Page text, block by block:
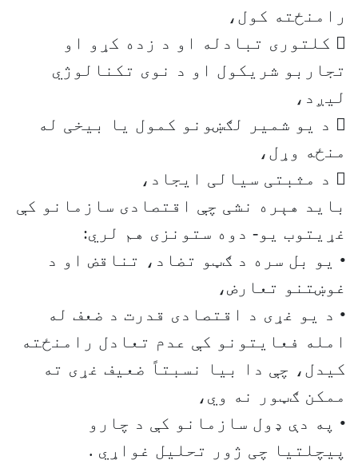
رامنځته کول،
 کلتوری تبادله او د زده کړو او
تجاربو شریکول او د نوی تکنالوژي
لیږد،
 د یو شمیر لګښونو کمول یا بیخی له
منځه وړل،
 د مثبتی سیالی ایجاد،
باید هېره نشی چې اقتصادی سازمانو کې
غړیتوب یو- دوه ستونزی هم لري:
• یو بل سره د ګټو تضاد، تناقض او د
غوښتنو تعارض،
• د یو غړی د اقتصادی قدرت د ضعف له
امله فعایتونو کې عدم تعادل رامنځته
کیدل، چې دا بیا نسبتاً ضعیف غړی ته
ممکن ګټور نه وي،
• په دې ډول سازمانو کې د چارو
پیچلتیا چی ژور تحلیل غواړي .